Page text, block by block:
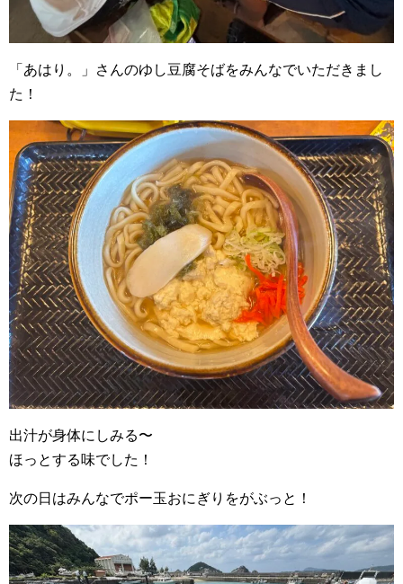
「あはり。」さんのゆし豆腐そばをみんなでいただきまし
た！
出汁が身体にしみる〜
ほっとする味でした！
次の日はみんなでポー玉おにぎりをがぶっと！